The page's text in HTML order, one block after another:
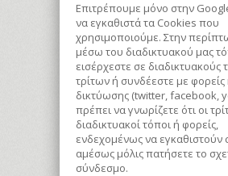
Επιτρέπουμε μόνο στην
να εγκαθιστά τα Cookies που
χρησιμοποιούμε. Στην
μέσω του διαδικτυακού μας
εισέρχεστε σε διαδικτυακούς
τρίτων ή συνδέεστε με φορείς
δικτύωσης (twitter, facebook,
πρέπει να γνωρίζετε ότι οι
διαδικτυακοί τόποι ή φορείς,
ενδεχομένως να εγκαθιστούν
αμέσως μόλις πατήσετε το
σύνδεσμο.